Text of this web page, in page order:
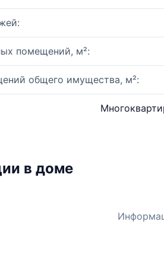
помещений, м²:
общего имущества, м²:
в доме